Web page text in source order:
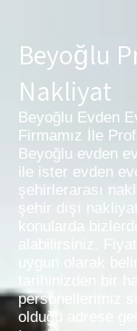
Beyoğlu
Nakliyat
Beyoğlu Evden
Firmamız İle
Beyoğlu evden
ile ister evden
şehirlerarası
şehir dışı
konularda
alabilirsiniz.
personellerimiz
olduğu adrese